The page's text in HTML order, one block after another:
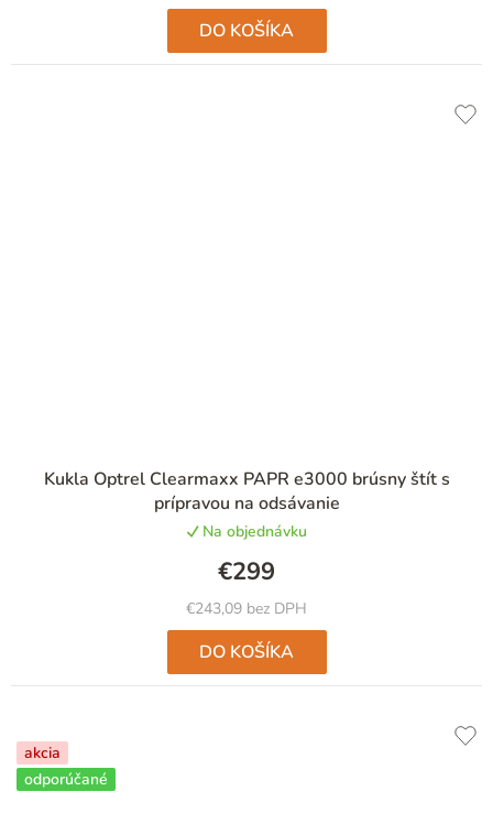
DO KOŠÍKA
Kukla Optrel Clearmaxx PAPR e3000 brúsny štít s
prípravou na odsávanie
Na objednávku
€243,09 bez DPH
€299
DO KOŠÍKA
akcia
odporúčané